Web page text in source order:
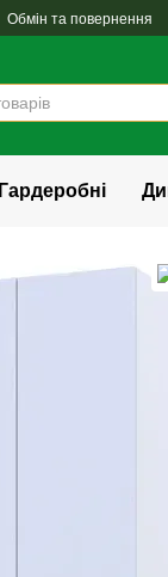
Обмін та повернення
Гардеробні